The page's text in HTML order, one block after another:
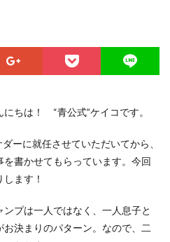
ちは！ “青公式”ケイコです。
に就任させていただいてから、
書かせてもらっています。今回
ます！
プは一人ではなく、一人息子と
決まりのパターン。なので、二